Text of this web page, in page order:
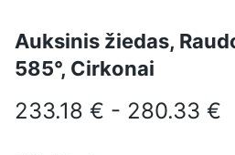
Auksinis žiedas,
585°, Cirkonai
233.18 € - 280.33 €